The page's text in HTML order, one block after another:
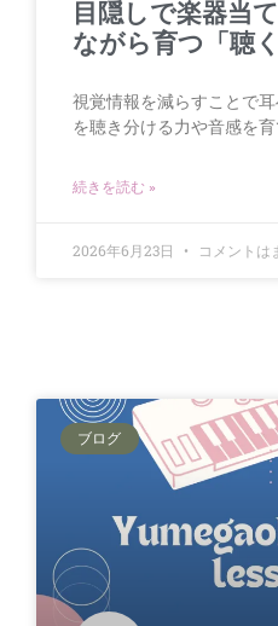
目隠しで楽器当
ながら育つ「聴く
視覚情報を減らすことで
を聴き分ける力や音感を
続きを読む »
2026年6月23日 コメントは
ブログ